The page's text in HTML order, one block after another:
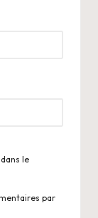
le
par